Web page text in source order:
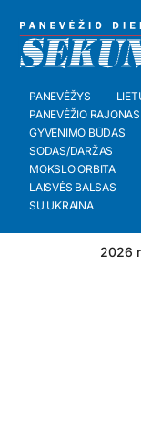
PANEVĖŽYS
PANEVĖŽIO RAJONAS
GYVENIMO BŪDAS
SODAS/DARŽAS
MOKSLO ORBITA
LAISVĖS BALSAS
SU UKRAINA
2026